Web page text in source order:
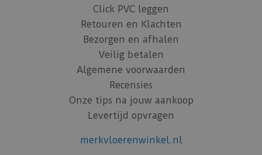
Click PVC leggen
Retouren en Klachten
Bezorgen en afhalen
Veilig betalen
Algemene voorwaarden
Recensies
Onze tips na jouw aankoop
Levertijd opvragen
merkvloerenwinkel.nl